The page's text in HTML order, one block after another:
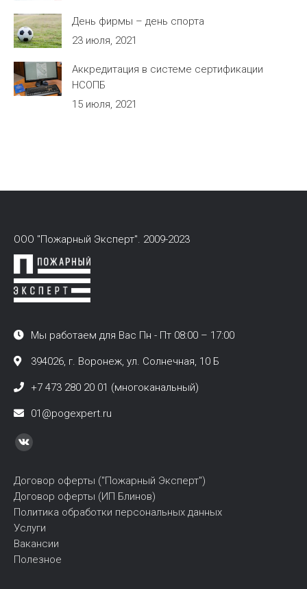
День фирмы – день спорта
23 июля, 2021
Аккредитация в системе сертификации
НСОПБ
15 июля, 2021
ООО "Пожарный Эксперт". 2009-2023
Мы работаем для Вас Пн - Пт 08:00 – 17:00
394026, г. Воронеж, ул. Солнечная, 10 Б
+7 473 280 20 01 (многоканальный)
01@pogexpert.ru
Найдите нас:
Вконтакте
opens
in
window
Договор оферты ("Пожарный Эксперт")
Договор оферты (ИП Блинов)
Политика обработки персональных данных
Услуги
Вакансии
Полезное